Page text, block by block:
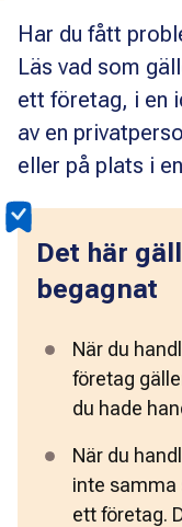
Har du fått
Läs vad som
ett företag, i en
av en
eller på plats i
Det här
begagnat
När du
företag
du hade
När du
inte samma
ett företag.